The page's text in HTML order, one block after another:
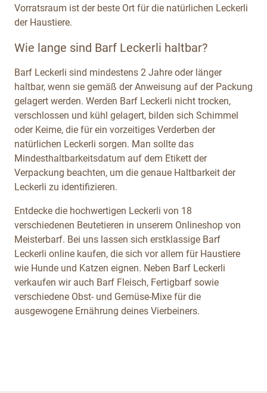
Vorratsraum ist der beste Ort für die natürlichen Leckerli
der Haustiere.
Wie lange sind Barf Leckerli haltbar?
Barf Leckerli sind mindestens 2 Jahre oder länger
haltbar, wenn sie gemäß der Anweisung auf der Packung
gelagert werden. Werden Barf Leckerli nicht trocken,
verschlossen und kühl gelagert, bilden sich Schimmel
oder Keime, die für ein vorzeitiges Verderben der
natürlichen Leckerli sorgen. Man sollte das
Mindesthaltbarkeitsdatum auf dem Etikett der
Verpackung beachten, um die genaue Haltbarkeit der
Leckerli zu identifizieren.
Entdecke die hochwertigen Leckerli von 18
verschiedenen Beutetieren in unserem Onlineshop von
Meisterbarf. Bei uns lassen sich erstklassige Barf
Leckerli online kaufen, die sich vor allem für Haustiere
wie Hunde und Katzen eignen. Neben Barf Leckerli
verkaufen wir auch Barf Fleisch, Fertigbarf sowie
verschiedene Obst- und Gemüse-Mixe für die
ausgewogene Ernährung deines Vierbeiners.